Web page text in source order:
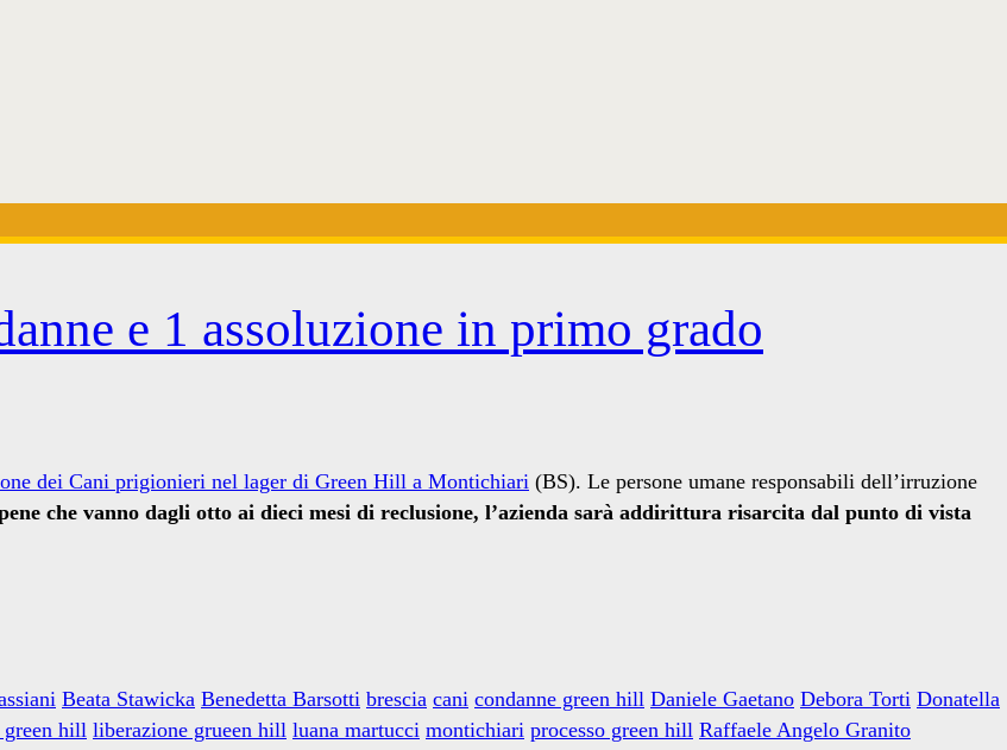
e 1 assoluzione in primo grado
dei Cani prigionieri nel lager di Green Hill a Montichiari (BS). Le persone umane responsabili dell’irruzione
che vanno dagli otto ai dieci mesi di reclusione, l’azienda sarà addirittura risarcita dal punto di vista
Beata Stawicka Benedetta Barsotti brescia cani condanne green hill Daniele Gaetano Debora Torti Donatella
hill liberazione grueen hill luana martucci montichiari processo green hill Raffaele Angelo Granito